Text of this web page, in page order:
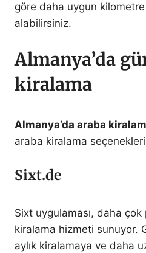
göre daha uygun
alabilirsiniz.
Almanya’da
kiralama
Almanya’da araba
araba kiralama
Sixt.de
Sixt uygulaması, daha
kiralama hizmeti sunuyor.
aylık kiralamaya ve daha